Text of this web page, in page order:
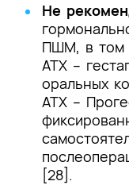
Не
ПШМ, в том
АТХ –
оральных
АТХ –
[28].